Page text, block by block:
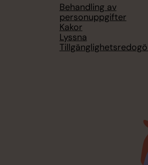
Behandling av
personuppgifter
Kakor
Lyssna